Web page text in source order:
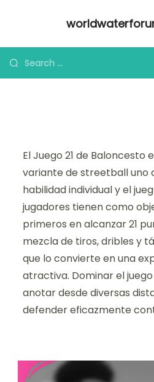
Looking
for
El Juego 21 de Baloncesto
variante de streetball uno
habilidad individual y el
jugadores tienen como
primeros en alcanzar 21
mezcla de tiros, dribles y
que lo convierte en una
atractiva. Dominar el
anotar desde diversas
defender eficazmente